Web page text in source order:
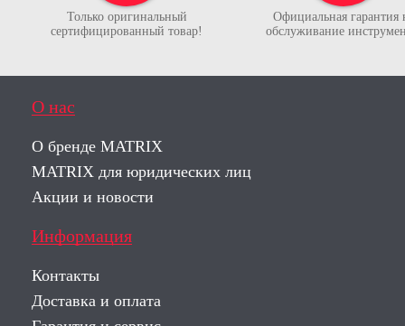
Только оригинальный
сертифицированный товар!
Официальная гарантия
обслуживание
О нас
О бренде MATRIX
MATRIX для юридических лиц
Акции и новости
Информация
Контакты
Доставка и оплата